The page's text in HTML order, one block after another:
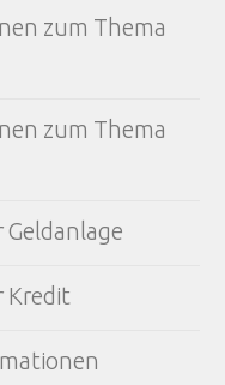
zum Thema
zum Thema
Kredit